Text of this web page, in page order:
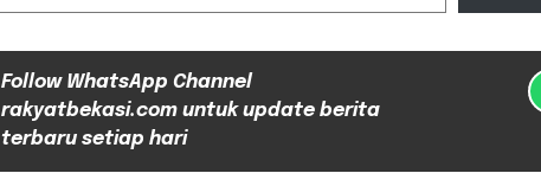
Follow WhatsApp Channel
rakyatbekasi.com untuk update berita
terbaru setiap hari